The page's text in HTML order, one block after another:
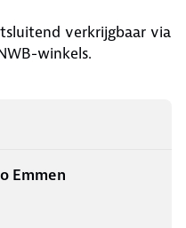
verkrijgbaar via
winkels.
Emmen